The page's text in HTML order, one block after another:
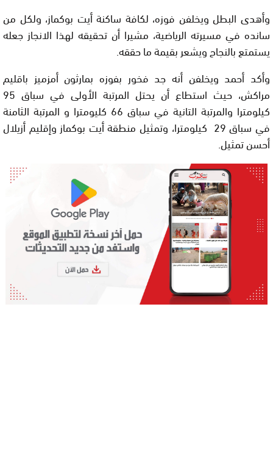
وأهدى البطل ويخلفن فوزه، لكافة ساكنة أيت بوكماز، ولكل من
سانده في مسيرته الرياضية، مشيرا أن تحقيقه لهذا الانجاز جعله
يستمتع بالنجاح ويشعر بقيمة ما حققه.
وأكد أحمد ويخلفن أنه جد فخور بفوزه بمارثون أمزميز باقليم
مراكش، حيث استطاع أن يحتل المرتبة الأولى في سباق 95
كيلومترا والمرتبة التانية في سباق 66 كليومترا و المرتبة الثامنة
في سباق 29 كيلومترا، وتمثيل منطقة أيت بوكماز وإقليم أزيلال
أحسن تمثيل.